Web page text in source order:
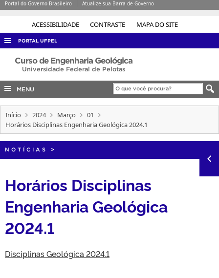
ACESSIBILIDADE CONTRASTE MAPA DO SITE
Portal do Governo Brasileiro Atualize sua Barra de Governo
PORTAL UFPEL
ACESSO À INFORMAÇÃO
COBALTO
CONCURSOS
EDITAIS
INTERNACIONAL
TELEFONES
Curso de Engenharia Geológica
Universidade Federal de Pelotas
MENU
Início 2024 Março
01
Horários Disciplinas Engenharia Geológica 2024.1
NOTÍCIAS >
Horários Disciplinas
Engenharia Geológica
2024.1
Disciplinas Geológica 2024.1